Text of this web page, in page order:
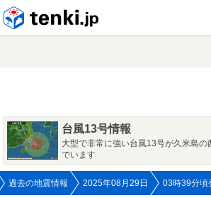
台風13号情報
大型で非常に強い台風13号が久米島
でいます
過去の地震情報 2025年08月29日 03時39分頃